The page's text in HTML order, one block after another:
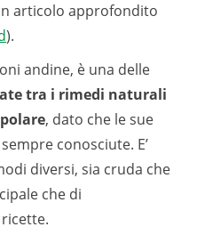
articolo approfondito
).
andine, è una delle
tra i rimedi naturali
, dato che le sue
conosciute. E’
diversi, sia cruda che
che di